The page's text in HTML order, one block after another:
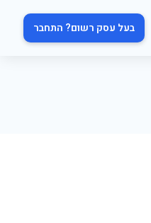
בעל עסק רשום? התחבר